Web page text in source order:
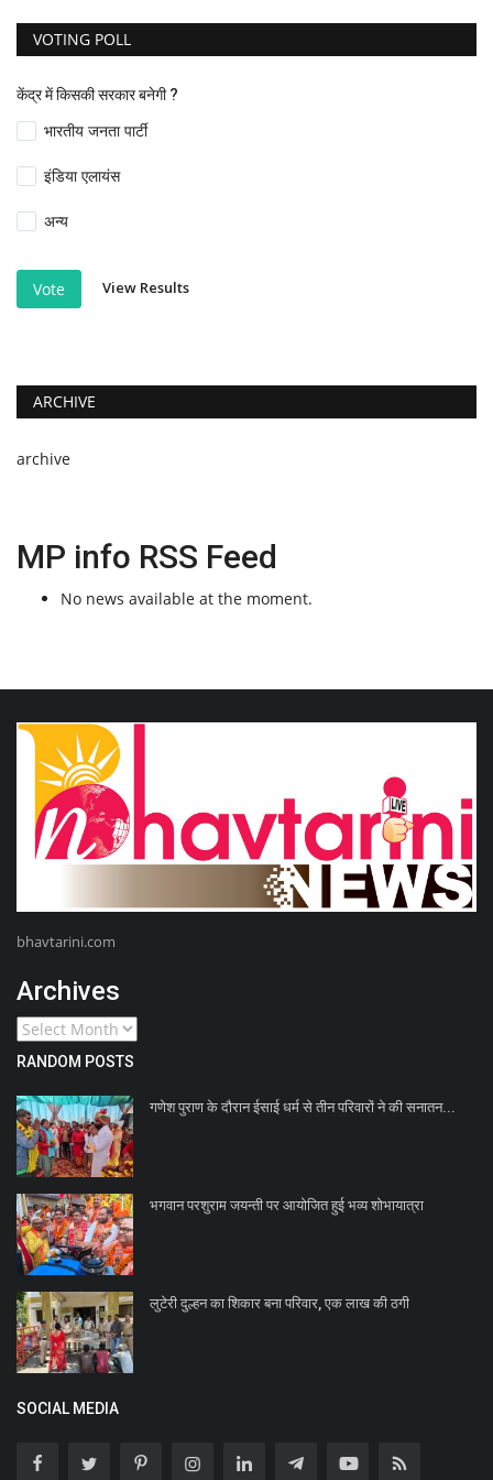
VOTING POLL
केंद्र में किसकी सरकार बनेगी ?
भारतीय जनता पार्टी
इंडिया एलायंस
अन्य
Vote View Results
ARCHIVE
archive
MP info RSS Feed
No news available at the moment.
bhavtarini.com
Archives
RANDOM POSTS
गणेश पुराण के दौरान ईसाई धर्म से तीन परिवारों ने की सनातन...
भगवान परशुराम जयन्ती पर आयोजित हुई भव्य शोभायात्रा
लुटेरी दुल्हन का शिकार बना परिवार, एक लाख की ठगी
SOCIAL MEDIA